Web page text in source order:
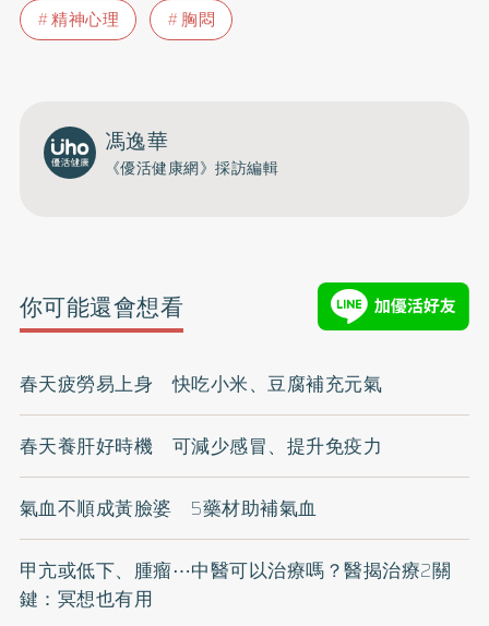
精神心理
胸悶
馮逸華
《優活健康網》採訪編輯
你可能還會想看
春天疲勞易上身 快吃小米、豆腐補充元氣
春天養肝好時機 可減少感冒、提升免疫力
氣血不順成黃臉婆 5藥材助補氣血
甲亢或低下、腫瘤⋯中醫可以治療嗎？醫揭治療2關
鍵：冥想也有用